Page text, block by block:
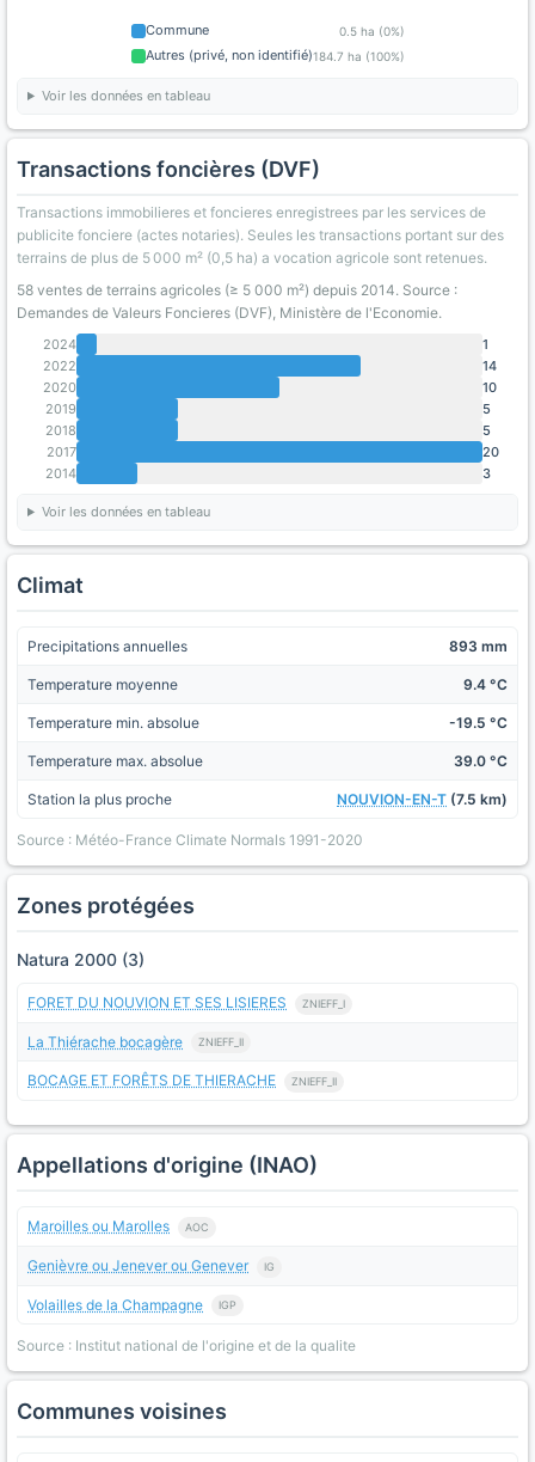
Commune 0.5 ha (0%)
Autres (privé, non identifié)184.7 ha (100%)
Voir les données en tableau
Transactions foncières (DVF)
Transactions immobilieres et foncieres enregistrees par les services de
publicite fonciere (actes notaries). Seules les transactions portant sur des
terrains de plus de 5 000 m² (0,5 ha) a vocation agricole sont retenues.
58 ventes de terrains agricoles (≥ 5 000 m²) depuis 2014. Source :
Demandes de Valeurs Foncieres (DVF), Ministère de l'Economie.
2024
1
2022
14
2020
10
2019
5
2018
5
2017
20
2014
3
Voir les données en tableau
Climat
Precipitations annuelles 893 mm
Temperature moyenne 9.4 °C
Temperature min. absolue -19.5 °C
Temperature max. absolue 39.0 °C
Station la plus proche NOUVION-EN-T (7.5 km)
Source : Météo-France Climate Normals 1991-2020
Zones protégées
Natura 2000 (3)
FORET DU NOUVION ET SES LISIERES ZNIEFF_I
La Thiérache bocagère ZNIEFF_II
BOCAGE ET FORÊTS DE THIERACHE ZNIEFF_II
Appellations d'origine (INAO)
Maroilles ou Marolles AOC
Genièvre ou Jenever ou Genever IG
Volailles de la Champagne IGP
Source : Institut national de l'origine et de la qualite
Communes voisines